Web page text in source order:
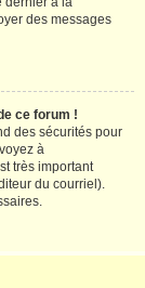
des messages
ce forum !
des sécurités pour
à
très important
du courriel).